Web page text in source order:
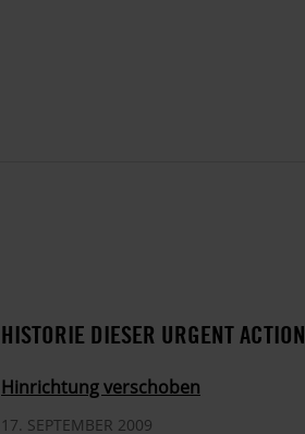
HISTORIE DIESER URGENT ACTION
Hinrichtung verschoben
17. SEPTEMBER 2009